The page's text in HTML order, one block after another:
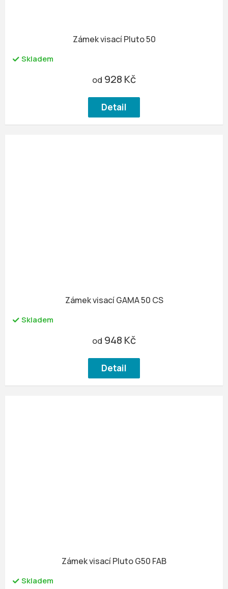
Zámek visací Pluto 50
Skladem
od 928 Kč
Detail
Zámek visací GAMA 50 CS
Skladem
od 948 Kč
Detail
Zámek visací Pluto G50 FAB
Skladem